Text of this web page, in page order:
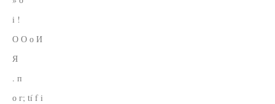
i !
О О о И
Я
. п
о г; tí f i